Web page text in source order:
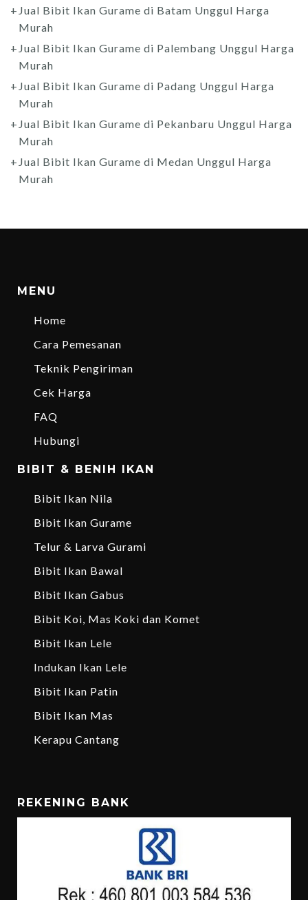
Jual Bibit Ikan Gurame di Batam Unggul Harga
Murah
Jual Bibit Ikan Gurame di Palembang Unggul Harga
Murah
Jual Bibit Ikan Gurame di Padang Unggul Harga
Murah
Jual Bibit Ikan Gurame di Pekanbaru Unggul Harga
Murah
Jual Bibit Ikan Gurame di Medan Unggul Harga
Murah
MENU
Home
Cara Pemesanan
Teknik Pengiriman
Cek Harga
FAQ
Hubungi
BIBIT & BENIH IKAN
Bibit Ikan Nila
Bibit Ikan Gurame
Telur & Larva Gurami
Bibit Ikan Bawal
Bibit Ikan Gabus
Bibit Koi, Mas Koki dan Komet
Bibit Ikan Lele
Indukan Ikan Lele
Bibit Ikan Patin
Bibit Ikan Mas
Kerapu Cantang
REKENING BANK